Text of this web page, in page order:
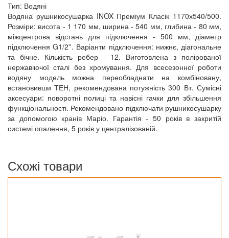
Тип: Водяні
Водяна рушникосушарка INOX Преміум Класік 1170х540/500.
Розміри: висота - 1 170 мм, ширина - 540 мм, глибина - 80 мм,
міжцентрова відстань для підключення - 500 мм, діаметр
підключення G1/2''. Варіанти підключення: нижнє, діагональне
та бічне. Кількість ребер - 12. Виготовлена з полірованої
нержавіючої сталі без хромування. Для всесезонної роботи
водяну модель можна переобладнати на комбіновану,
встановивши ТЕН, рекомендована потужність 300 Вт. Сумісні
аксесуари: поворотні полиці та навісні гачки для збільшення
функціональності. Рекомендовано підключати рушникосушарку
за допомогою кранів Маріо. Гарантія - 50 років в закритій
системі опалення, 5 років у централізованій.
Схожі товари